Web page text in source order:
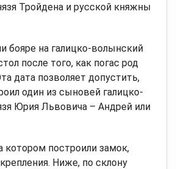
Тройдена и русской княжны
бояре на галицко-волынский
после того, как погас род
дата позволяет допустить,
один из сыновей галицко-
Юрия Львовича – Андрей или
построили замок,
Ниже, по склону